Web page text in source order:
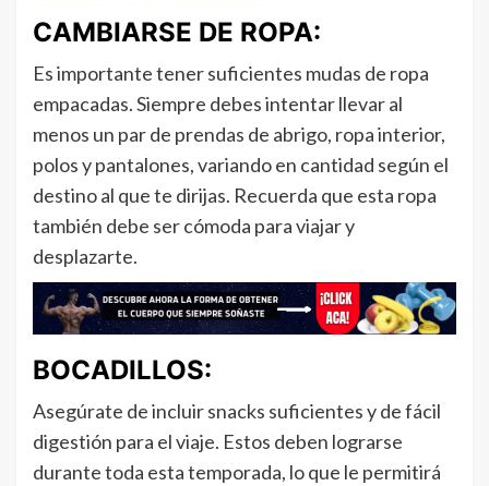
CAMBIARSE DE ROPA:
Es importante tener suficientes mudas de ropa
empacadas. Siempre debes intentar llevar al
menos un par de prendas de abrigo, ropa interior,
polos y pantalones, variando en cantidad según el
destino al que te dirijas. Recuerda que esta ropa
también debe ser cómoda para viajar y
desplazarte.
BOCADILLOS:
Asegúrate de incluir snacks suficientes y de fácil
digestión para el viaje. Estos deben lograrse
durante toda esta temporada, lo que le permitirá